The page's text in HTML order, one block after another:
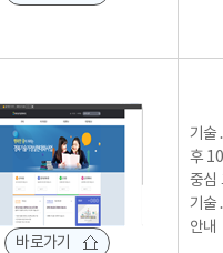
바로가기
기술
후
중심
기술
안내